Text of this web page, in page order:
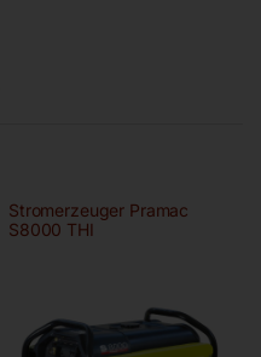
Stromerzeuger Pramac
S8000 THI